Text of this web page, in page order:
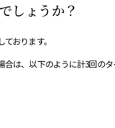
しょうか？
おります。
は、以下のように計3回の